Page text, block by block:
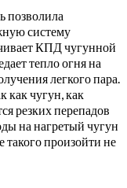
позволила
систему
КПД чугунной
тепло огня на
легкого пара.
как чугун, как
резких перепадов
на нагретый чугун
произойти не